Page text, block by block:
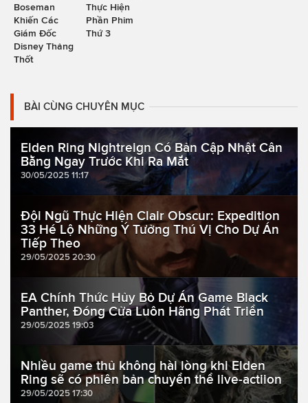
Boseman
Khiến Các
Giám Đốc
Disney Thảng
Thốt
Thực Hiện
Phần Phim
Thứ 3
BÀI CÙNG CHUYÊN MỤC
Elden Ring Nightreign Có Bản Cập Nhật Cân
Bằng Ngay Trước Khi Ra Mắt
30/05/2025 11:17
Đội Ngũ Thực Hiện Clair Obscur: Expedition
33 Hé Lộ Những Ý Tưởng Thú Vị Cho Dự Án
Tiếp Theo
29/05/2025 20:30
EA Chính Thức Hủy Bỏ Dự Án Game Black
Panther, Đóng Cửa Luôn Hãng Phát Triển
29/05/2025 19:03
Nhiều game thủ không hài lòng khi Elden
Ring sẽ có phiên bản chuyển thể live-actiion
29/05/2025 17:30